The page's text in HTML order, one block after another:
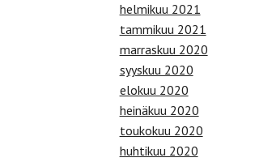
helmikuu 2021
tammikuu 2021
marraskuu 2020
syyskuu 2020
elokuu 2020
heinäkuu 2020
toukokuu 2020
huhtikuu 2020